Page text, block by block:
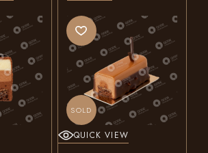
SOLD
QUICK VIEW